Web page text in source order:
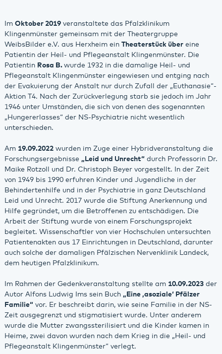
Im Oktober 2019veranstaltete das Pfalzklinikum
Klingenmünster gemeinsam mit der Theatergruppe
WeibsBilder e.V. aus Herxheim ein Theaterstück übereine
Patientin der Heil- und Pflegeanstalt Klingenmünster. Die
Patientin Rosa B. wurde 1932 in die damalige Heil- und
Pflegeanstalt Klingenmünster eingewiesen und entging nach
der Evakuierung der Anstalt nur durch Zufall der „Euthanasie“-
Aktion T4. Nach der Zurückverlegung starb sie jedoch im Jahr
1946 unter Umständen, die sich von denen des sogenannten
„Hungererlasses“ der NS-Psychiatrie nicht wesentlich
unterschieden.
Am 19.09.2022wurden im Zuge einer Hybridveranstaltung die
Forschungsergebnisse „Leid und Unrecht“durch Professorin Dr.
Maike Rotzoll und Dr. Christoph Beyer vorgestellt. In der Zeit
von 1949 bis 1990 erfuhren Kinder und Jugendliche in der
Behindertenhilfe und in der Psychiatrie in ganz Deutschland
Leid und Unrecht. 2017 wurde die Stiftung Anerkennung und
Hilfe gegründet, um die Betroffenen zu entschädigen. Die
Arbeit der Stiftung wurde von einem Forschungsprojekt
begleitet. Wissenschaftler von vier Hochschulen untersuchten
Patientenakten aus 17 Einrichtungen in Deutschland, darunter
auch solche der damaligen Pfälzischen Nervenklinik Landeck,
dem heutigen Pfalzklinikum.
Im Rahmen der Gedenkveranstaltung stellte am 10.09.2023der
Autor Alfons Ludwig Ims sein Buch „Eine ‚asoziale‘ Pfälzer
Familie“vor. Er beschreibt darin, wie seine Familie in der NS-
Zeit ausgegrenzt und stigmatisiert wurde. Unter anderem
wurde die Mutter zwangssterilisiert und die Kinder kamen in
Heime, zwei davon wurden nach dem Krieg in die „Heil- und
Pflegeanstalt Klingenmünster“ verlegt.